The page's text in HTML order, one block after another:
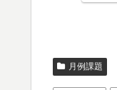
月例課題